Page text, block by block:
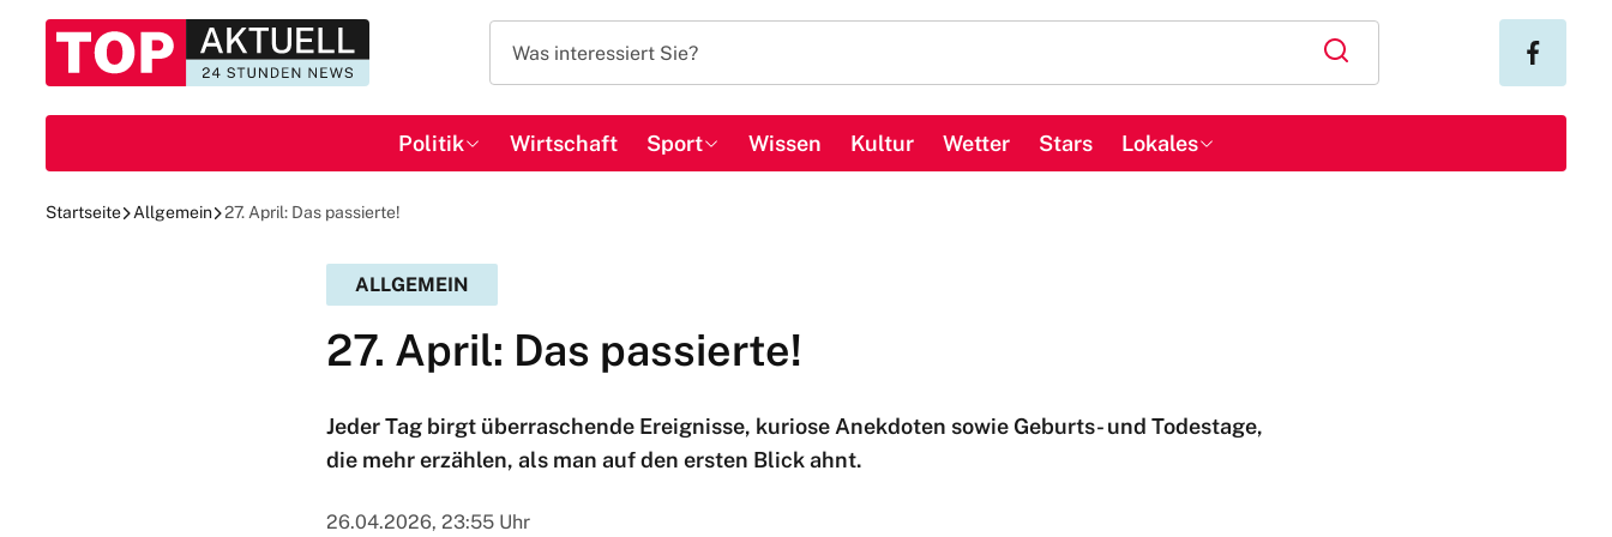
Politik Wirtschaft Sport Wissen Kultur Wetter Stars Lokales
Startseite Allgemein 27. April: Das passierte!
ALLGEMEIN
27. April: Das passierte!
Jeder Tag birgt überraschende Ereignisse, kuriose Anekdoten sowie Geburts- und Todestage,
die mehr erzählen, als man auf den ersten Blick ahnt.
26.04.2026, 23:55 Uhr